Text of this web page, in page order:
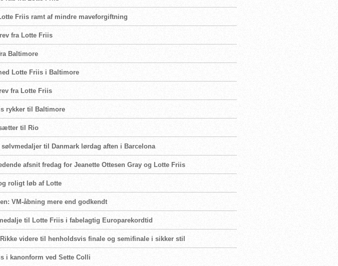
Friis ramt af mindre maveforgiftning
fra Lotte Friis
Baltimore
Lotte Friis i Baltimore
fra Lotte Friis
rykker til Baltimore
til Rio
sølvmedaljer til Danmark lørdag aften i Barcelona
afsnit fredag for Jeanette Ottesen Gray og Lotte Friis
roligt løb af Lotte
VM-åbning mere end godkendt
til Lotte Friis i fabelagtig Europarekordtid
Rikke videre til henholdsvis finale og semifinale i sikker stil
i kanonform ved Sette Colli